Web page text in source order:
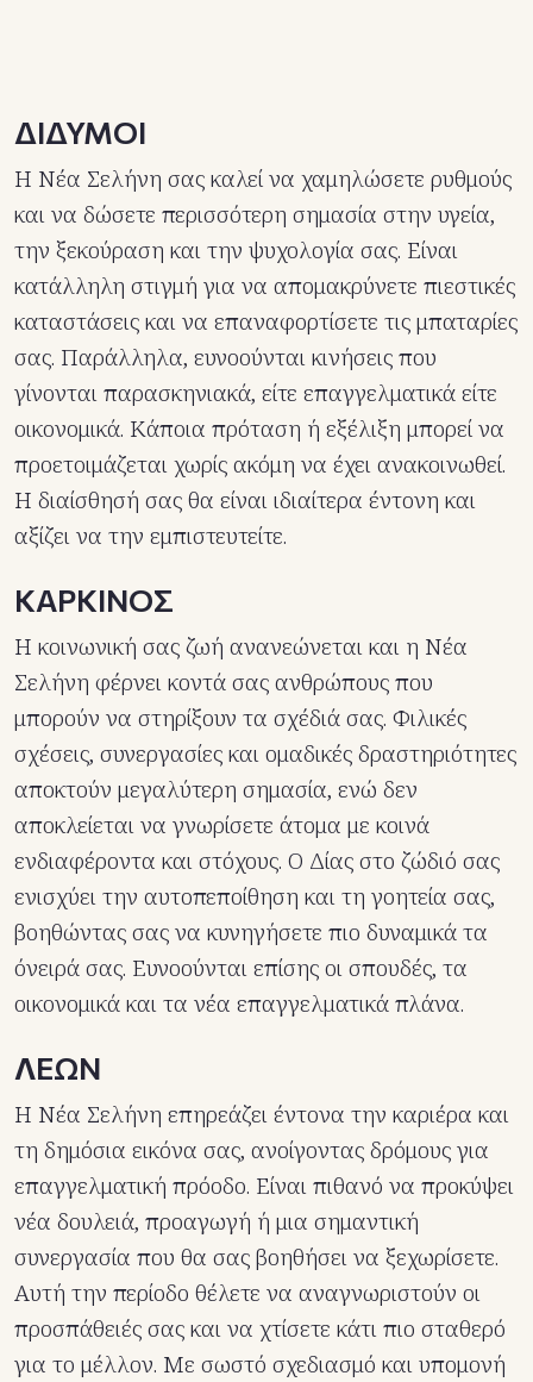
ΔΙΔΥΜΟΙ
Η Νέα Σελήνη σας καλεί να χαμηλώσετε ρυθμούς
και να δώσετε περισσότερη σημασία στην υγεία,
την ξεκούραση και την ψυχολογία σας. Είναι
κατάλληλη στιγμή για να απομακρύνετε πιεστικές
καταστάσεις και να επαναφορτίσετε τις μπαταρίες
σας. Παράλληλα, ευνοούνται κινήσεις που
γίνονται παρασκηνιακά, είτε επαγγελματικά είτε
οικονομικά. Κάποια πρόταση ή εξέλιξη μπορεί να
προετοιμάζεται χωρίς ακόμη να έχει ανακοινωθεί.
Η διαίσθησή σας θα είναι ιδιαίτερα έντονη και
αξίζει να την εμπιστευτείτε.
ΚΑΡΚΙΝΟΣ
Η κοινωνική σας ζωή ανανεώνεται και η Νέα
Σελήνη φέρνει κοντά σας ανθρώπους που
μπορούν να στηρίξουν τα σχέδιά σας. Φιλικές
σχέσεις, συνεργασίες και ομαδικές δραστηριότητες
αποκτούν μεγαλύτερη σημασία, ενώ δεν
αποκλείεται να γνωρίσετε άτομα με κοινά
ενδιαφέροντα και στόχους. Ο Δίας στο ζώδιό σας
ενισχύει την αυτοπεποίθηση και τη γοητεία σας,
βοηθώντας σας να κυνηγήσετε πιο δυναμικά τα
όνειρά σας. Ευνοούνται επίσης οι σπουδές, τα
οικονομικά και τα νέα επαγγελματικά πλάνα.
ΛΕΩΝ
Η Νέα Σελήνη επηρεάζει έντονα την καριέρα και
τη δημόσια εικόνα σας, ανοίγοντας δρόμους για
επαγγελματική πρόοδο. Είναι πιθανό να προκύψει
νέα δουλειά, προαγωγή ή μια σημαντική
συνεργασία που θα σας βοηθήσει να ξεχωρίσετε.
Αυτή την περίοδο θέλετε να αναγνωριστούν οι
προσπάθειές σας και να χτίσετε κάτι πιο σταθερό
για το μέλλον. Με σωστό σχεδιασμό και υπομονή